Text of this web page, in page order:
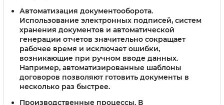
Автоматизация документооборота.
Использование электронных подписей, систем
хранения документов и автоматической
генерации отчетов значительно сокращает
рабочее время и исключает ошибки,
возникающие при ручном вводе данных.
Например, автоматизированные шаблоны
договоров позволяют готовить документы в
несколько раз быстрее.
Производственные процессы. В